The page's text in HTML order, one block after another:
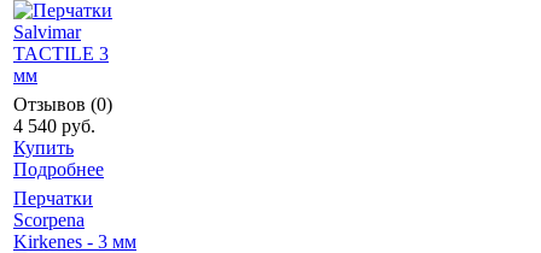
Отзывов (0)
4 540 руб.
Купить
Подробнее
Перчатки
Scorpena
Kirkenes - 3 мм